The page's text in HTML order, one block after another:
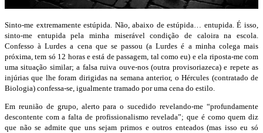
Sinto-me extremamente estúpida. Não, abaixo de estúpida… entupida. É isso,
sinto-me entupida pela minha miserável condição de caloira na escola.
Confesso à Lurdes a cena que se passou (a Lurdes é a minha colega mais
próxima, tem só 12 horas e está de passagem, tal como eu) e ela riposta-me com
uma situação similar; a falsa ruiva ouve-nos (outra provisoriazeca) e repete as
injúrias que lhe foram dirigidas na semana anterior, o Hércules (contratado de
Biologia) confessa-se, igualmente tramado por uma cena do estilo.
Em reunião de grupo, alerto para o sucedido revelando-me “profundamente
descontente com a falta de profissionalismo revelada”; que é como quem diz
que não se admite que uns sejam primos e outros enteados (mas isso eu só